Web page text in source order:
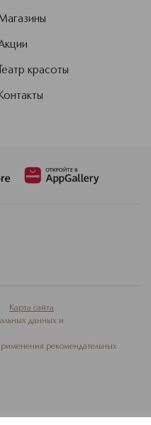
Театр красоты
Контакты
Карта сайта
данных и
рекомендательных